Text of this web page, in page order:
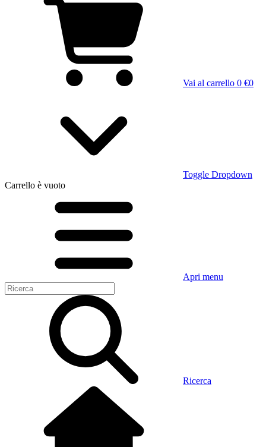
Vai al carrello 0 €0
Toggle Dropdown
Carrello è vuoto
Apri menu
Ricerca